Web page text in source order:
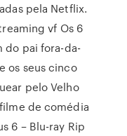
pela Netflix.
vf Os 6
do pai fora-da-
os seus cinco
pelo Velho
de comédia
6 – Blu-ray Rip